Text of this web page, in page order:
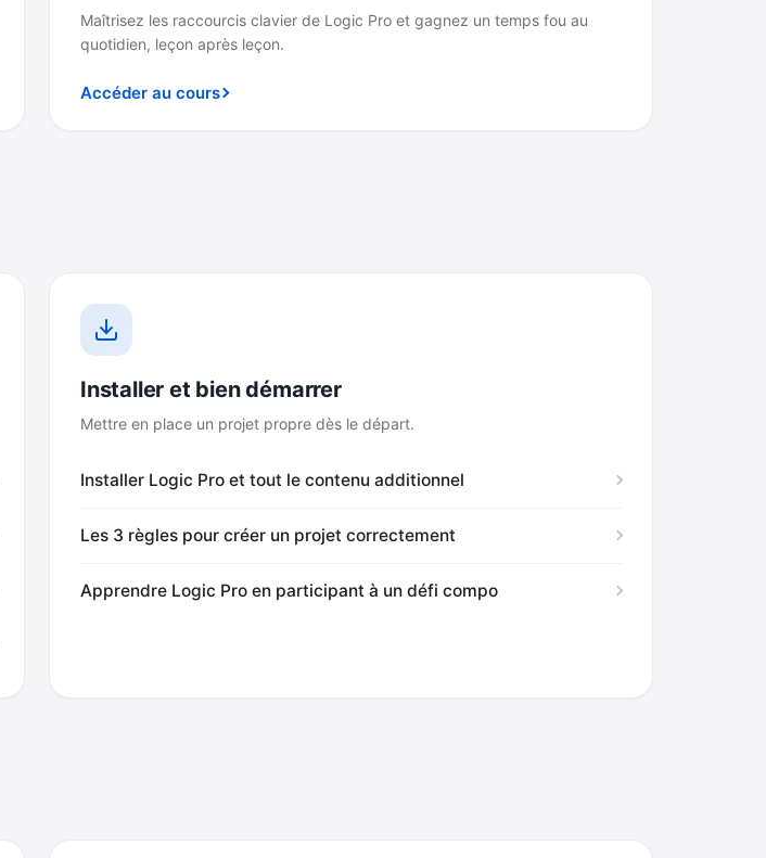
Maîtrisez les raccourcis clavier de Logic Pro et gagnez un temps fou au
quotidien, leçon après leçon.
Accéder au cours
Installer et bien démarrer
Mettre en place un projet propre dès le départ.
Installer Logic Pro et tout le contenu additionnel
Les 3 règles pour créer un projet correctement
Apprendre Logic Pro en participant à un défi compo